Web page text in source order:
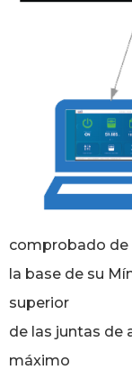
comprobado de
la base de su
superior
de las juntas de
máximo